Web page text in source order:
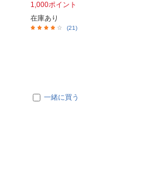
1,000ポイント
在庫あり
(21)
一緒に買う